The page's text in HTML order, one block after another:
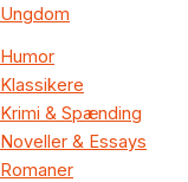
Ungdom
Humor
Klassikere
Krimi & Spænding
Noveller & Essays
Romaner